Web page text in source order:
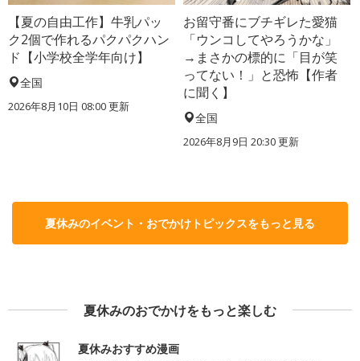
【夏の自由工作】牛乳パッ
ク2個で作れるパクパクハン
ド【小学校全学年向け】
全国
2026年8月10日 08:00更新
お留守番にブチギレた愛猫
「ウンコしてやろうかな」
→まさかの標的に「目が笑
ってない！」と恐怖【作者
に聞く】
全国
2026年8月9日 20:30更新
夏休みのイベント・おでかけトピックスをもっと見る
夏休みのおでかけをもっと楽しむ
夏休みおすすめ漫画